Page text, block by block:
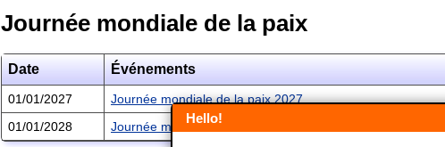
Journée mondiale de la paix
Date Événements
01/01/2027 Journée mondiale de la paix 2027
01/01/2028
Journée mondiale de la paix 2028
Hello!